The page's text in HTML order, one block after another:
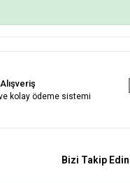
kolay ödeme sistemi
Bizi Takip Edin